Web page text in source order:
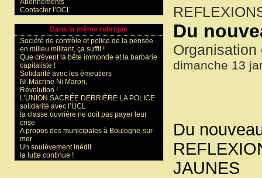
Du
dimanche 13
Du
JAUNES
Abonnements
Contacter l’OCL
Dans la même rubrique
Société de contrôle et police de la pensée
en milieu militant, ça suffit !
Que crèvent la bête immonde et la barbarie
capitaliste !
Solidarité avec les émeutiers
Ni Macrine Ni Maron,
Révolution !
L’UNION SACRÉE DERRIÈRE LA POLICE
solidarité avec l’UCL
la classe ouvrière ne doit pas payer leur
crise
A propos des municipales à Boulogne-sur-
mer
Un soulèvement inédit
la lutte continue !